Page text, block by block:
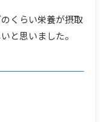
くらい栄養が摂取
と思いました。